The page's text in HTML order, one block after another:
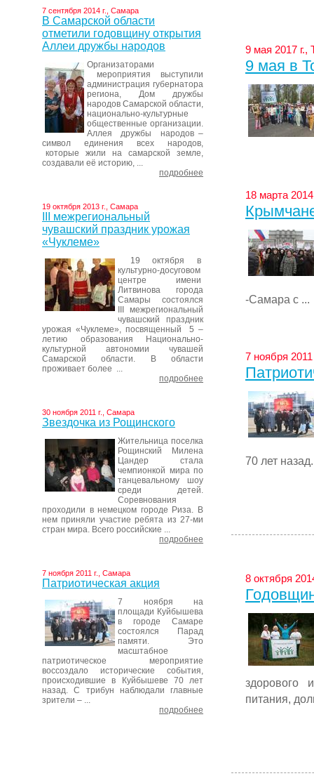
7 сентября 2014 г., Самара
В Самарской области
отметили годовщину открытия
Аллеи дружбы народов
Организаторами
мероприятия выступили
администрация губернатора
региона, Дом дружбы
народов Самарской области,
национально-культурные
общественные организации.
Аллея дружбы народов –
символ единения всех народов,
которые жили на самарской земле,
создавали её историю, ...
подробнее
19 октября 2013 г., Самара
III межрегиональный
чувашский праздник урожая
«Чуклеме»
19 октября в
культурно-досуговом
центре имени
Литвинова города
Самары состоялся
III межрегиональный
чувашский праздник
урожая «Чуклеме», посвященный 5 –
летию образования Национально-
культурной автономии чувашей
Самарской области. В области
проживает более ...
подробнее
30 ноября 2011 г., Самара
Звездочка из Рощинского
Жительница поселка
Рощинский Милена
Цандер стала
чемпионкой мира по
танцевальному шоу
среди детей.
Соревнования
проходили в немецком городе Риза. В
нем приняли участие ребята из 27-ми
стран мира. Всего российские ...
подробнее
7 ноября 2011 г., Самара
Патриотическая акция
7 ноября на
площади Куйбышева
в городе Самаре
состоялся Парад
памяти. Это
масштабное
патриотическое мероприятие
воссоздало исторические события,
происходившие в Куйбышеве 70 лет
назад. С трибун наблюдали главные
зрители – ...
подробнее
9 мая 2017 г.,
9 мая в
18 марта
-Самара с ...
7 ноября
70 лет
8 октября
здорового
питания,